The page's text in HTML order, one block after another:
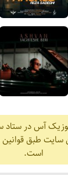
آس در
سایت طبق
است.